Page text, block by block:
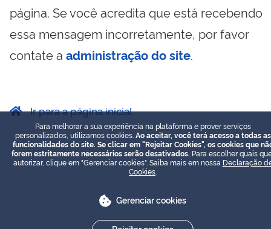
página. Se você acredita que está recebendo
essa mensagem incorretamente, por favor
contate a administração do site.
Ir para a página inicial
Para melhorar a sua experiência na plataforma e prover serviços
personalizados, utilizamos cookies. Ao aceitar, você terá acesso a todas as
funcionalidades do site. Se clicar em "Rejeitar Cookies", os cookies que
forem estritamente necessários serão desativados. Para escolher quais
autorizar, clique em "Gerenciar cookies". Saiba mais em nossa Declaração
Cookies
Gerenciar cookies